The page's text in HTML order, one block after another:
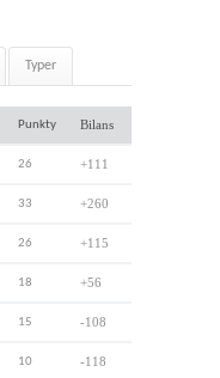
Typer
Punkty Bilans
26 +111
33 +260
26 +115
18 +56
15 -108
10 -118